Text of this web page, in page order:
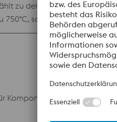
zu den aushärtbaren
750°C, sowie eine
kann mit gedruckten
Komponenten bei